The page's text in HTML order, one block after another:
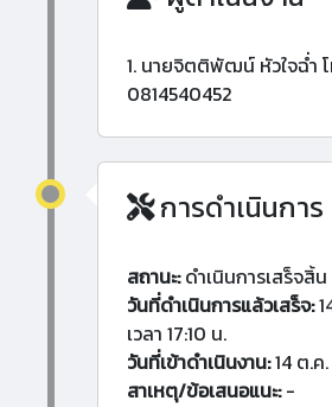
1. นายจิตติพัฒน์ หัวใจฉ่ำ
0814540452
การดำเนินการ
สถานะ:ดำเนินการเสร็จสิ้น
วันที่ดำเนินการแล้วเสร็จ:
เวลา 17:10 น.
วันที่เข้าดำเนินงาน:14 ต.ค
สาเหตุ/ข้อเสนอแนะ:-